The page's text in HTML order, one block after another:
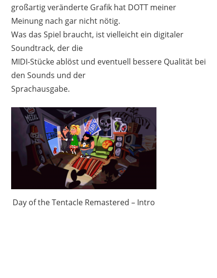
großartig veränderte Grafik hat DOTT meiner
Meinung nach gar nicht nötig.
Was das Spiel braucht, ist vielleicht ein digitaler
Soundtrack, der die
MIDI-Stücke ablöst und eventuell bessere Qualität bei
den Sounds und der
Sprachausgabe.
Day of the Tentacle Remastered – Intro